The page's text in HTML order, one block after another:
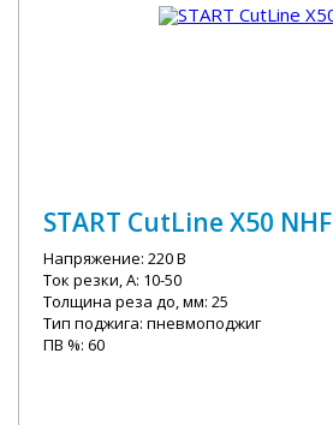
START CutLine X50 NHF
Напряжение: 220 В
Ток резки, А: 10-50
Толщина реза до, мм: 25
Тип поджига: пневмоподжиг
ПВ %: 60